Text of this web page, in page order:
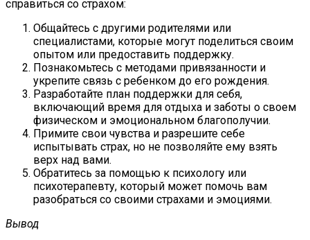
справиться со страхом:
Общайтесь с другими родителями или
специалистами, которые могут поделиться своим
опытом или предоставить поддержку.
Познакомьтесь с методами привязанности и
укрепите связь с ребенком до его рождения.
Разработайте план поддержки для себя,
включающий время для отдыха и заботы о своем
физическом и эмоциональном благополучии.
Примите свои чувства и разрешите себе
испытывать страх, но не позволяйте ему взять
верх над вами.
Обратитесь за помощью к психологу или
психотерапевту, который может помочь вам
разобраться со своими страхами и эмоциями.
Вывод